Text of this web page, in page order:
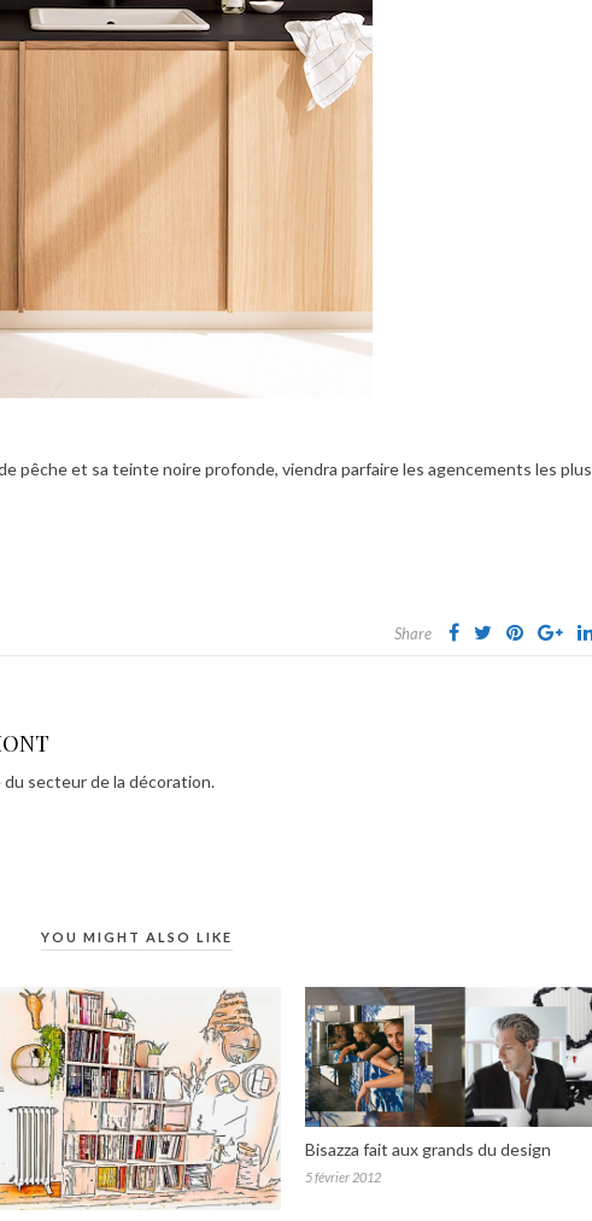
pêche et sa teinte noire profonde, viendra parfaire les agencements les plus
Share
secteur de la décoration.
YOU MIGHT ALSO LIKE
Bisazza fait aux grands du design
5 février 2012